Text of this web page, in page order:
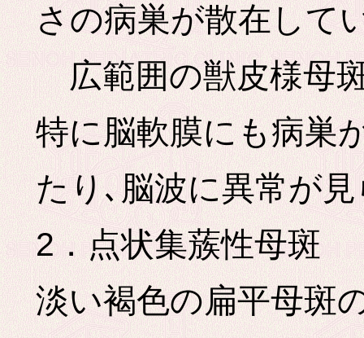
さの病巣が散在して
広範囲の獣皮様母
特に脳軟膜にも病巣
たり､脳波に異常が
2．点状集蔟性母斑
淡い褐色の扁平母斑